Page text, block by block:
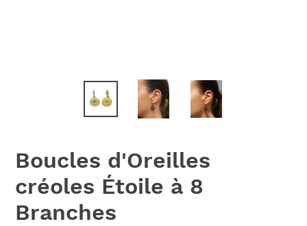
Boucles d'Oreilles
créoles Étoile à 8
Branches